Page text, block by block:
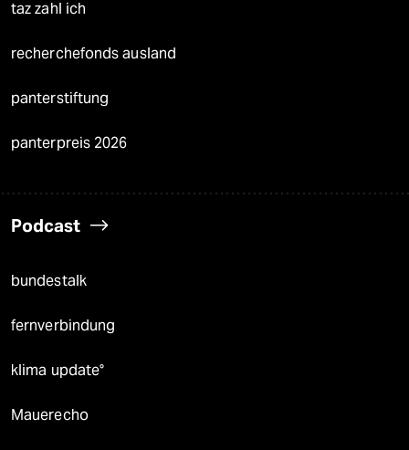
taz zahl ich
recherchefonds ausland
panterstiftung
panterpreis 2026
Podcast
bundestalk
fernverbindung
klima update°
Mauerecho